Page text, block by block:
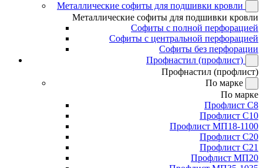
Металлические софиты для подшивки кровли
Металлические софиты для подшивки кровли
Софиты с полной перфорацией
Софиты с центральной перфорацией
Софиты без перфорации
Профнастил (профлист)
Профнастил (профлист)
По марке
По марке
Профлист С8
Профлист С10
Профлист МП18-1100
Профлист С20
Профлист С21
Профлист МП20